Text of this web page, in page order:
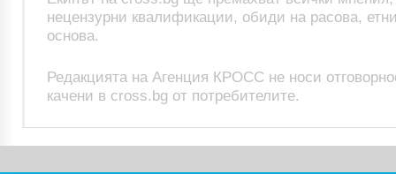
нецензурни квалификации, обиди на расова,
основа.
Редакцията на Агенция КРОСС не носи
качени в cross.bg от потребителите.